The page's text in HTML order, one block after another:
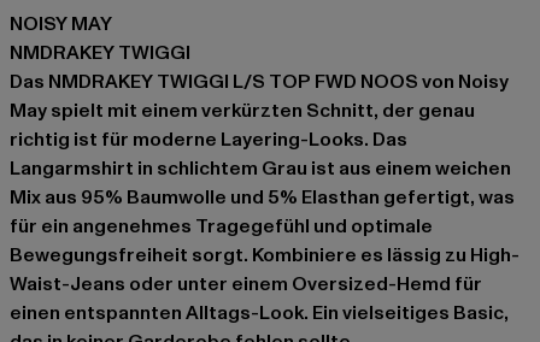
NOISY MAY
NMDRAKEY TWIGGI
Das NMDRAKEY TWIGGI L/S TOP FWD NOOS von Noisy
May spielt mit einem verkürzten Schnitt, der genau
richtig ist für moderne Layering-Looks. Das
Langarmshirt in schlichtem Grau ist aus einem weichen
Mix aus 95% Baumwolle und 5% Elasthan gefertigt, was
für ein angenehmes Tragegefühl und optimale
Bewegungsfreiheit sorgt. Kombiniere es lässig zu High-
Waist-Jeans oder unter einem Oversized-Hemd für
einen entspannten Alltags-Look. Ein vielseitiges Basic,